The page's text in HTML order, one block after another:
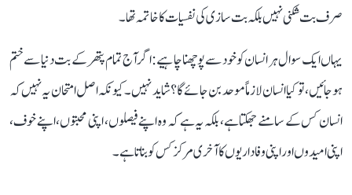
صرف بت شکنی نہیں بلکہ بت سازی کی نفسیات کا خاتمہ تھا۔
یہاں ایک سوال ہر انسان کو خود سے پوچھنا چاہیے: اگر آج تمام پتھر کے بت دنیا سے ختم
ہو جائیں، تو کیا انسان لازماً موحد بن جائے گا؟ شاید نہیں۔ کیونکہ اصل امتحان یہ نہیں کہ
انسان کس کے سامنے جھکتا ہے، بلکہ یہ ہے کہ وہ اپنے فیصلوں، اپنی محبتوں، اپنے خوف،
اپنی امیدوں اور اپنی وفاداریوں کا آخری مرکز کس کو بناتا ہے۔